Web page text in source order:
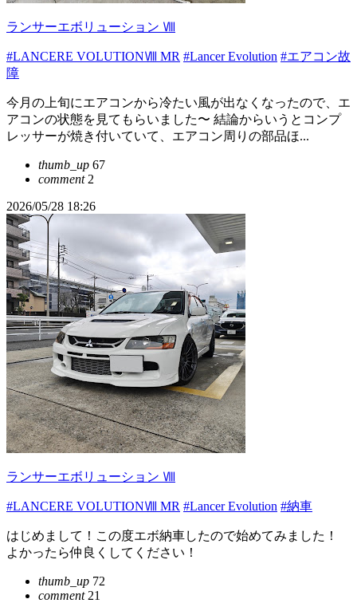
ランサーエボリューション Ⅷ
#LANCERE VOLUTIONⅧ MR #Lancer Evolution #エアコン故
障
今月の上旬にエアコンから冷たい風が出なくなったので、エ
アコンの状態を見てもらいました〜 結論からいうとコンプ
レッサーが焼き付いていて、エアコン周りの部品ほ...
thumb_up 67
comment2
2026/05/28 18:26
ランサーエボリューション Ⅷ
#LANCERE VOLUTIONⅧ MR #Lancer Evolution #納車
はじめまして！この度エボ納車したので始めてみました！
よかったら仲良くしてください！
thumb_up 72
comment21